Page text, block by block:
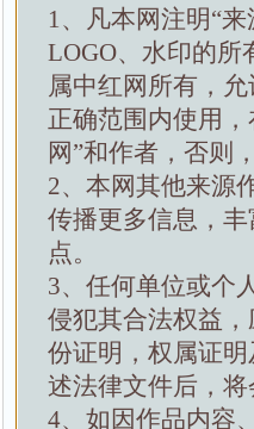
1、凡本网注明“
LOGO、水印的所
属中红网所有，
正确范围内使用
网”和作者，否则
2、本网其他来源
传播更多信息，
点。
3、任何单位或个
侵犯其合法权益
份证明，权属证
述法律文件后，
4、如因作品内容